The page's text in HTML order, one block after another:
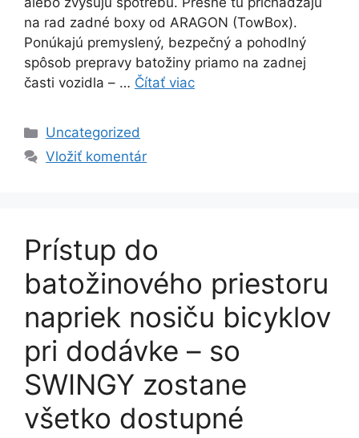
na rad zadné boxy od ARAGON (TowBox).
Ponúkajú premyslený, bezpečný a pohodlný
spôsob prepravy batožiny priamo na zadnej
časti vozidla – … Čítať viac
Kategórie
Uncategorized
Vložiť komentár
Prístup do
batožinového priestoru
napriek nosiču bicyklov
pri dodávke – so
SWINGY zostane
všetko dostupné